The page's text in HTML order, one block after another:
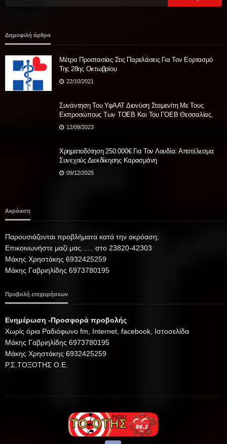
Δημοφιλή άρθρα
Μέτρα Προστασίας Στις Παρελάσεις Για Τον Εορτασμό
Της 28ης Οκτωβρίου
22/10/2021
Συνάντηση Του ΥφΑΑΤ Διονύση Σταμενίτη Με Τους
Εκπροσώπους Των ΤΟΕΒ Και Του ΓΟΕΒ Θεσσαλίας.
12/09/2023
Χρηματοδότηση 250.000€ Για Τον Λουδία: Αποτέλεσμα
Συνεχούς Διεκδίκησης Καρασμάνη
09/12/2025
Ακρόαση
Παρουσιάζονται προβλήματα κατά την ακρόαση;
Επικοινωνήστε μαζί μας...... στο 23820-42303
Μάκης Χρηστάκης 6932425259
Μάκης Γαβριηλίδης 6973780195
Προβολή επιχειρήσεων
Ενημέρωση -Προσφορά προβολής
Xωρίς όρια Ραδιόφωνο fm, Internet, facebook, Ιστοσελίδα
Μάκης Γαβριηλίδης 6973780195
Μάκης Χρηστάκης 6932425259
Ρ.Σ.ΤΟΞΟΤΗΣ Ο.Ε.